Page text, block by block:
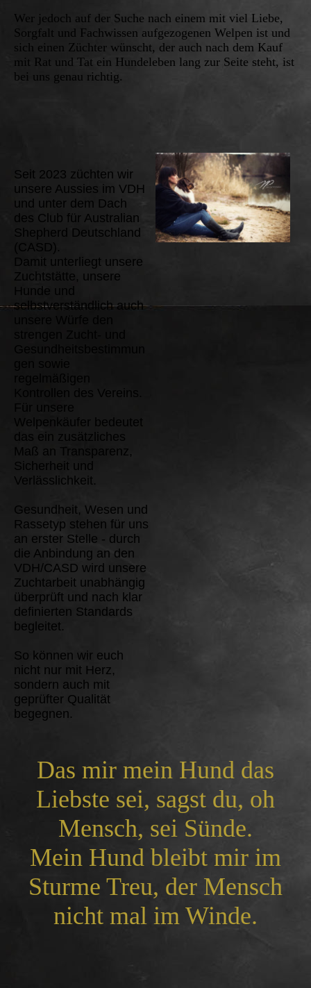
Wer jedoch auf der Suche nach einem mit viel Liebe,
Sorgfalt und Fachwissen aufgezogenen Welpen ist und
sich einen Züchter wünscht, der auch nach dem Kauf
mit Rat und Tat ein Hundeleben lang zur Seite steht, ist
bei uns genau richtig.
Seit 2023 züchten wir
unsere Aussies im VDH
und unter dem Dach
des Club für Australian
Shepherd Deutschland
(CASD).
Damit unterliegt unsere
Zuchtstätte, unsere
Hunde und
selbstverständlich auch
Kontrollen des Vereins.
Welpenkäufer bedeutet
das ein zusätzliches
Maß an Transparenz,
Sicherheit und
Verlässlichkeit.
Gesundheit, Wesen und
Rassetyp stehen für uns
an erster Stelle - durch
die Anbindung an den
VDH/CASD wird unsere
Zuchtarbeit unabhängig
überprüft und nach klar
definierten Standards
begleitet.
So können wir euch
nicht nur mit Herz,
sondern auch mit
geprüfter Qualität
begegnen.
Das mir mein Hund das
Liebste sei, sagst du, oh
Mensch, sei Sünde.
Mein Hund bleibt mir im
Sturme Treu, der Mensch
nicht mal im Winde.